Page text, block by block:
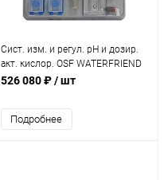
Сист. изм. и регул. pH и дозир.
акт. кислор. OSF WATERFRIEND
MRD-1 без дост. к интер.
526 080 ₽/ шт
Подробнее